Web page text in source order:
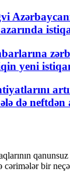
yeni
də neftdən
bir neçə